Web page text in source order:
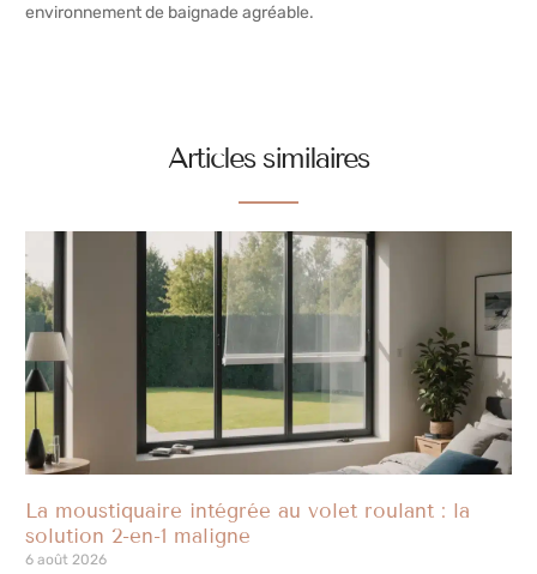
environnement de baignade agréable.
Articles similaires
La moustiquaire intégrée au volet roulant : la
solution 2-en-1 maligne
6 août 2026